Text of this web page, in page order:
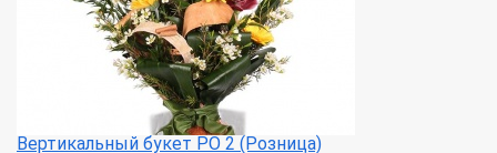
Вертикальный букет РО 2 (Розница)